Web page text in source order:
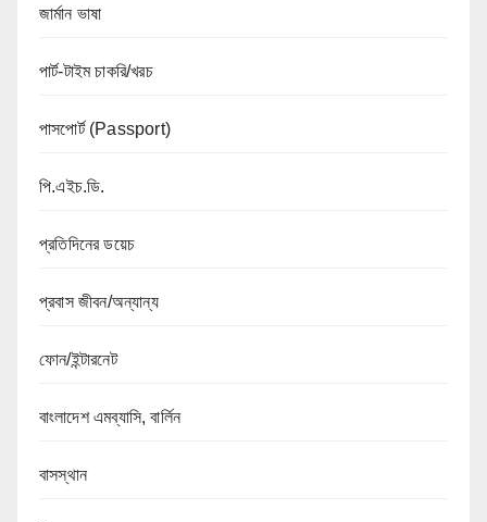
জার্মান ভাষা
পার্ট-টাইম চাকরি/খরচ
পাসপোর্ট (Passport)
পি.এইচ.ডি.
প্রতিদিনের ডয়েচ
প্রবাস জীবন/অন্যান্য
ফোন/ইন্টারনেট
বাংলাদেশ এমব্যাসি, বার্লিন
বাসস্থান